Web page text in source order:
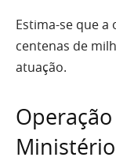
Estima-se que
centenas de
atuação.